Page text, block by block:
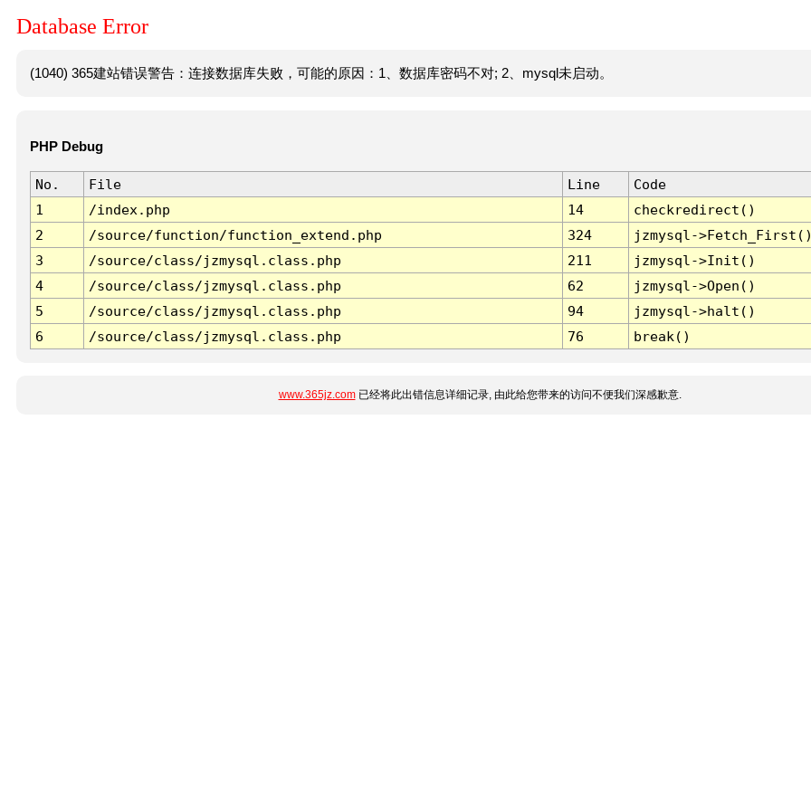
Database Error
(1040) 365建站错误警告：连接数据库失败，可能的原因：1、数据库密码不对; 2、mysql未启动。
PHP Debug
No. File Line
Code
1
/index.php 14
checkredirect()
2
/source/function/function_extend.php 324
jzmysql-
3
/source/class/jzmysql.class.php 211
jzmysql->Init()
4
/source/class/jzmysql.class.php 62
jzmysql->Open()
5
/source/class/jzmysql.class.php 94
jzmysql->halt()
6
/source/class/jzmysql.class.php 76 break()
www.365jz.com已经将此出错信息详细记录, 由此给您带来的访问不便我们深感歉意.